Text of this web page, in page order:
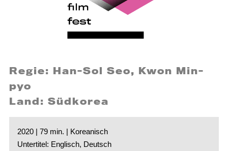
Regie: Han-Sol Seo, Kwon Min-
pyo
Land: Südkorea
2020 | 79 min. | Koreanisch
Untertitel: Englisch, Deutsch